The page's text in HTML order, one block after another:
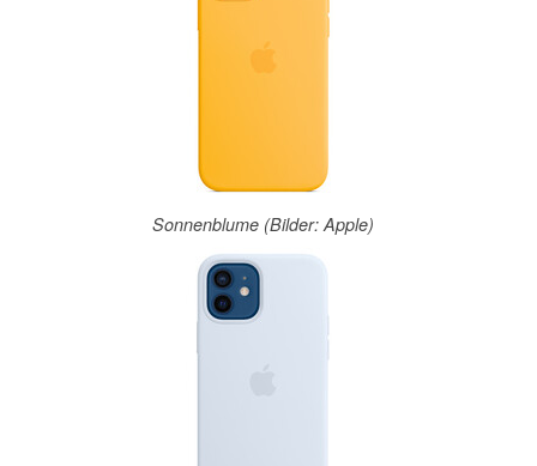
Sonnenblume (Bilder: Apple)